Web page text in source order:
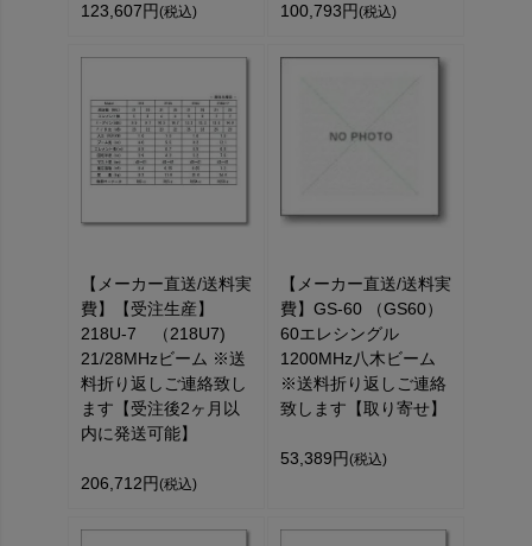
123,607円 (税込) 100,793円 (税込)
【メーカー直送/送料実
費】【受注生産】
218U-7 （218U7)
21/28MHzビーム ※送
料折り返しご連絡致し
ます【受注後2ヶ月以
内に発送可能】
206,712円 (税込)
【メーカー直送/送料実
費】GS-60 （GS60）
60エレシングル
1200MHz八木ビーム
※送料折り返しご連絡
致します【取り寄せ】
53,389円 (税込)